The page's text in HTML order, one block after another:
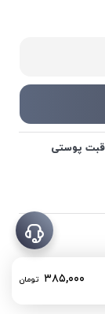
۳۸۵,۰۰۰ تومان
پوستی